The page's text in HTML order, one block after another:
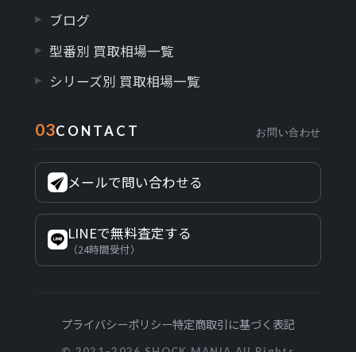
ブログ
型番別 買取相場一覧
シリーズ別 買取相場一覧
03CONTACT お問い合わせ
メールで問い合わせる
LINEで無料査定する
（24時間受付）
プライバシーポリシー特定商取引に基づく表記